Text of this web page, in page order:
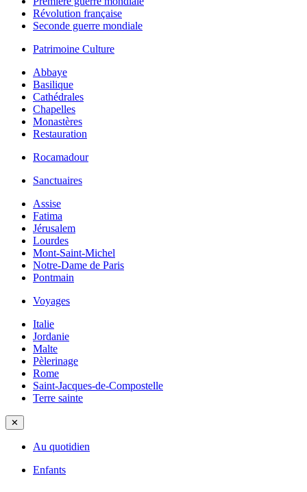
Révolution française
Seconde guerre mondiale
Patrimoine Culture
Abbaye
Basilique
Cathédrales
Chapelles
Monastères
Restauration
Rocamadour
Sanctuaires
Assise
Fatima
Jérusalem
Lourdes
Mont-Saint-Michel
Notre-Dame de Paris
Pontmain
Voyages
Italie
Jordanie
Malte
Pèlerinage
Rome
Saint-Jacques-de-Compostelle
Terre sainte
✕
Au quotidien
Enfants